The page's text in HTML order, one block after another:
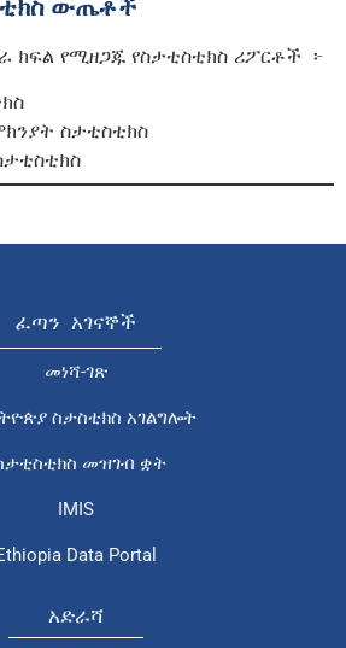
ውጤቶች
ክፍል የሚዘጋጁ የስታቲስቲክስ ሪፖርቶች ፦
ስታቲስቲክስ
ፈጣን አገናኞች
መነሻ-ገጽ
ስታስቲክስ አገልግሎት
መዝገብ ቋት
IMIS
Data Portal
አድራሻ